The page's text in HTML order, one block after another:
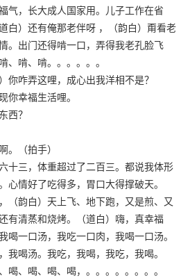
气，长大成人国家用。儿子工作在省
白）还有俺那老伴呀 ，（韵白）甭看老
。出门还得啃一口，弄得我老孔脸飞
、啃、啃。。。。。。
你咋弄这哩，成心出我洋相不是？
你幸福生活哩。
西？
。（拍手）
十三，体重超过了二百三。都说我体形
心情好了吃得多，胃口大得撑破天。
（韵白）天上飞、地下跑，又是煎、又
有清蒸和烧烤。（道白）嗨，真幸福
喝一口汤，我吃一口肉，我喝一口汤。
我喝汤。我吃，我喝，我吃，我喝。
喝、喝、喝、喝，。。。。。。。。